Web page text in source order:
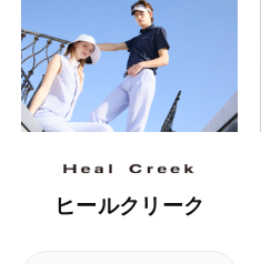
ヒールクリーク